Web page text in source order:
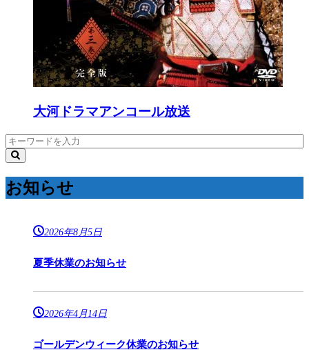
大河ドラマアンコール放送
お知らせ
2026年8月5日
夏季休業のお知らせ
2026年4月14日
ゴールデンウィーク休業のお知らせ